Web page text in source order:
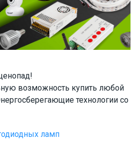
возможность купить любой
технологии со
ламп